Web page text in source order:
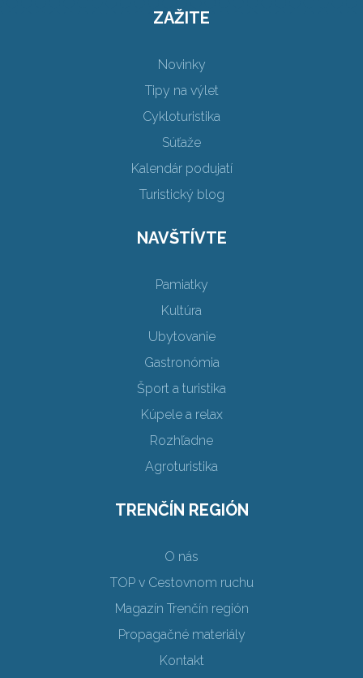
ZAŽITE
Novinky
Tipy na výlet
Cykloturistika
Súťaže
Kalendár podujatí
Turistický blog
NAVŠTÍVTE
Pamiatky
Kultúra
Ubytovanie
Gastronómia
Šport a turistika
Kúpele a relax
Rozhľadne
Agroturistika
TRENČÍN REGIÓN
O nás
TOP v Cestovnom ruchu
Magazín Trenčín región
Propagačné materiály
Kontakt